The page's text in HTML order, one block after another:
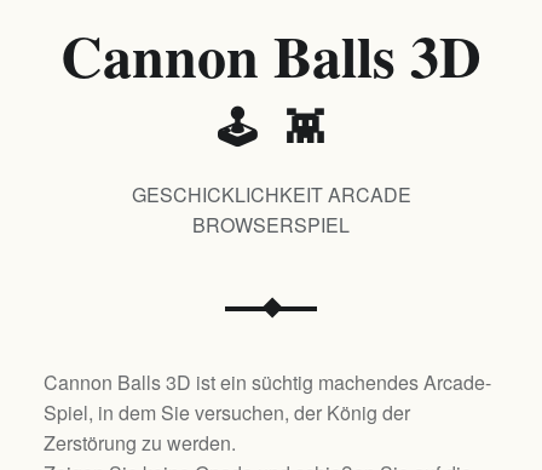
Cannon Balls 3D
🕹️ 👾
GESCHICKLICHKEIT ARCADE
BROWSERSPIEL
Cannon Balls 3D ist ein süchtig machendes Arcade-
Spiel, in dem Sie versuchen, der König der
Zerstörung zu werden.